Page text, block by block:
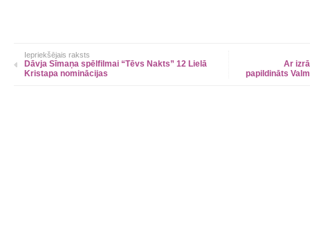
Iepriekšējais raksts
Dāvja Sīmaņa spēlfilmai “Tēvs Nakts” 12 Lielā
Kristapa nominācijas
Ar
papildināts